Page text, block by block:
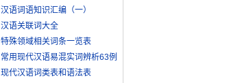
汉语词语知识汇编（一）
汉语关联词大全
特殊领域相关词条一览表
常用现代汉语易混实词辨析63例
现代汉语词类表和语法表